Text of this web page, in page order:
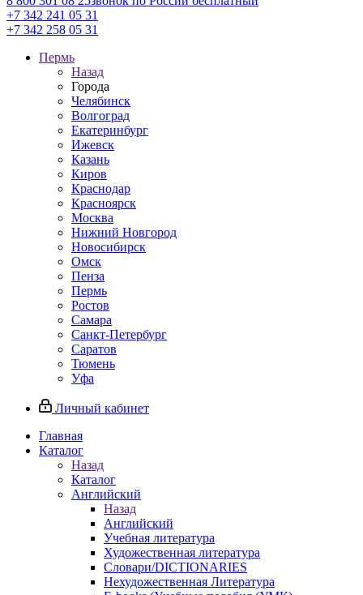
+7 342 241 05 31
+7 342 258 05 31
Пермь
Назад
Города
Челябинск
Волгоград
Екатеринбург
Ижевск
Казань
Киров
Краснодар
Красноярск
Москва
Нижний Новгород
Новосибирск
Омск
Пенза
Пермь
Ростов
Самара
Санкт-Петербург
Саратов
Тюмень
Уфа
Личный кабинет
Главная
Каталог
Назад
Каталог
Английский
Назад
Английский
Учебная литература
Художественная литература
Словари/DICTIONARIES
Нехудожественная Литература